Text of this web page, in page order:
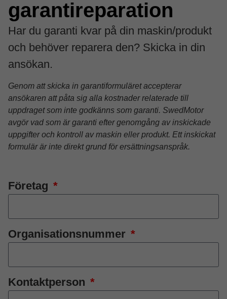
garantireparation
Har du garanti kvar på din maskin/produkt
och behöver reparera den? Skicka in din
ansökan.
Genom att skicka in garantiformuläret accepterar
ansökaren att påta sig alla kostnader relaterade till
uppdraget som inte godkänns som garanti. SwedMotor
avgör vad som är garanti efter genomgång av inskickade
uppgifter och kontroll av maskin eller produkt. Ett inskickat
formulär är inte direkt grund för ersättningsanspråk.
Företag
Organisationsnummer
Kontaktperson